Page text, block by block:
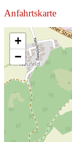
Anfahrtskarte
+
−